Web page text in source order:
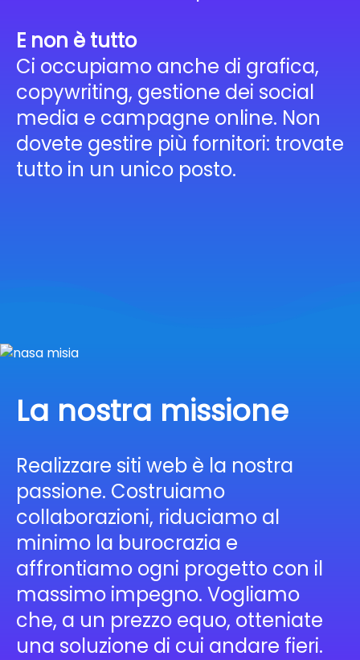
E non è tutto
Ci occupiamo anche di grafica,
copywriting, gestione dei social
media e campagne online. Non
dovete gestire più fornitori: trovate
tutto in un unico posto.
La nostra missione
Realizzare siti web è la nostra
passione. Costruiamo
collaborazioni, riduciamo al
minimo la burocrazia e
affrontiamo ogni progetto con il
massimo impegno. Vogliamo
che, a un prezzo equo, otteniate
una soluzione di cui andare fieri.